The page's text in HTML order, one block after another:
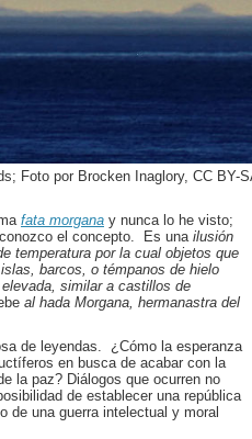
Foto por Brocken Inaglory, CC BY-
fata morgana y nunca lo he visto;
el concepto. Es unailusión
temperatura por la cual objetos que
barcos, o témpanos de hielo
similar a castillos de
al hada Morgana, hermanastra del
de leyendas. ¿Cómo la esperanza
en busca de acabar con la
la paz? Diálogos que ocurren no
de establecer una república
de una guerra intelectual y moral